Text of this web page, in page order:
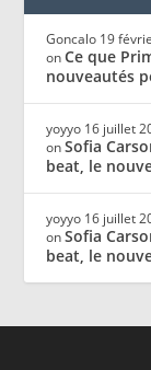
Goncalo 19
onCe que
nouveautés
yoyyo 16 juillet
onSofia
beat, le
yoyyo 16 juillet
onSofia
beat, le